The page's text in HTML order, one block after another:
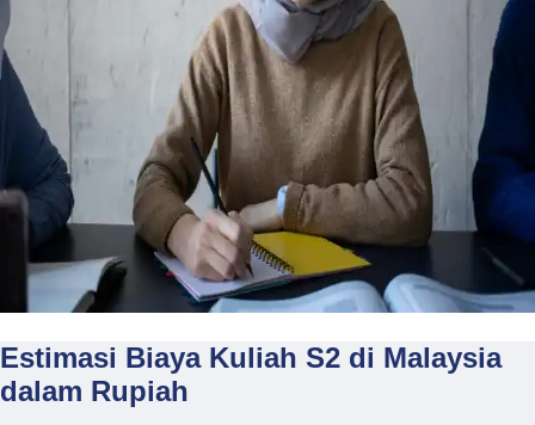
Estimasi Biaya Kuliah S2 di Malaysia
dalam Rupiah